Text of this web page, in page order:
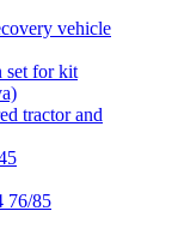
vehicle
set for kit
tractor and
76/85